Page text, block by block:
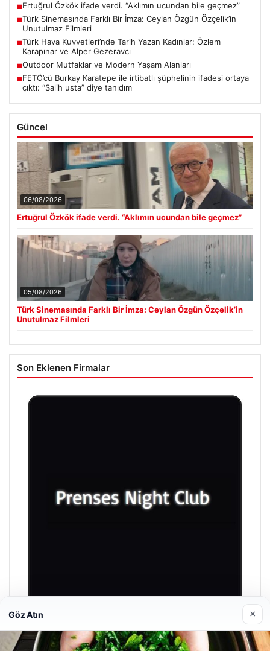
■Ertuğrul Özkök ifade verdi. “Aklımın ucundan bile geçmez”
■Türk Sinemasında Farklı Bir İmza: Ceylan Özgün Özçelik’in
Unutulmaz Filmleri
■Türk Hava Kuvvetleri’nde Tarih Yazan Kadınlar: Özlem
Karapınar ve Alper Gezeravcı
■Outdoor Mutfaklar ve Modern Yaşam Alanları
■FETÖ’cü Burkay Karatepe ile irtibatlı şüphelinin ifadesi ortaya
çıktı: “Salih usta” diye tanıdım
Güncel
06/08/2026
Ertuğrul Özkök ifade verdi. “Aklımın ucundan bile geçmez”
05/08/2026
Türk Sinemasında Farklı Bir İmza: Ceylan Özgün Özçelik’in
Unutulmaz Filmleri
Son Eklenen Firmalar
Prenses Night Club
29/04/2026
Göz Atın ×